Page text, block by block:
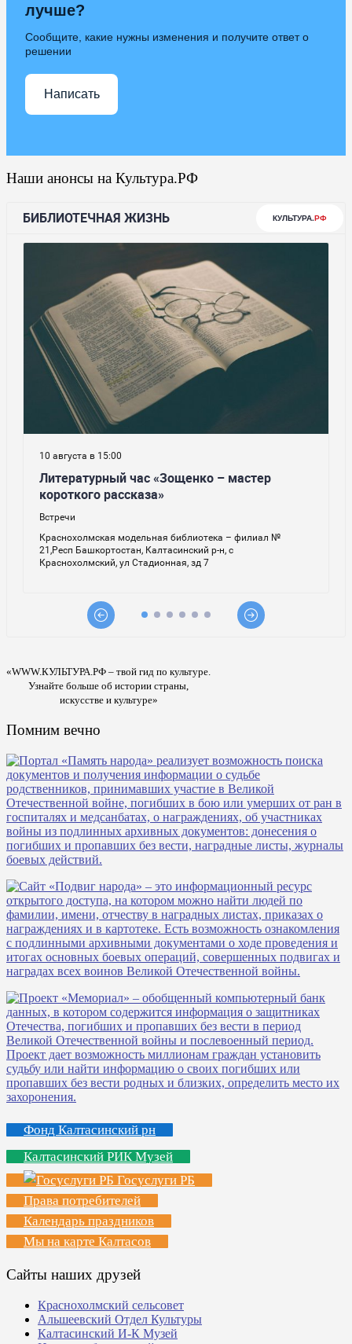
лучше?
Сообщите, какие нужны изменения и получите ответ о
решении
Написать
Наши анонсы на Культура.РФ
«WWW.КУЛЬТУРА.РФ – твой гид по культуре.
Узнайте больше об истории страны,
искусстве и культуре»
Помним вечно
Фонд Калтасинский рн
Калтасинский РИК Музей
Госуслуги РБ
Права потребителей
Календарь праздников
Мы на карте Калтасов
Сайты наших друзей
Краснохолмский сельсовет
Альшеевский Отдел Культуры
Калтасинский И-К Музей